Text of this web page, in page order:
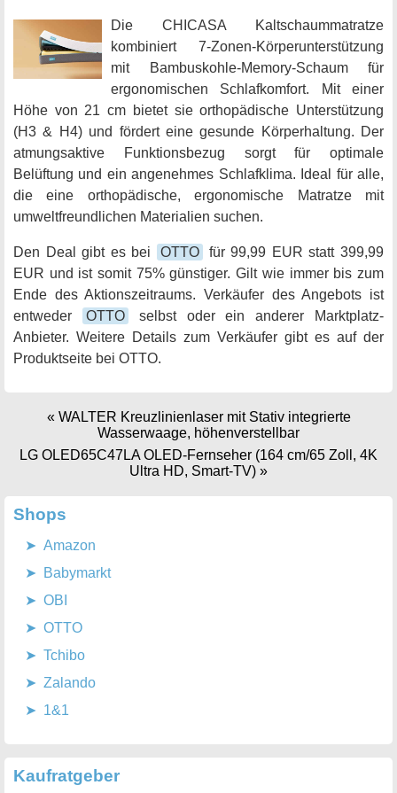
Die CHICASA Kaltschaummatratze
kombiniert 7-Zonen-Körperunterstützung
mit Bambuskohle-Memory-Schaum für
ergonomischen Schlafkomfort. Mit einer
Höhe von 21 cm bietet sie orthopädische Unterstützung
(H3 & H4) und fördert eine gesunde Körperhaltung. Der
atmungsaktive Funktionsbezug sorgt für optimale
Belüftung und ein angenehmes Schlafklima. Ideal für alle,
die eine orthopädische, ergonomische Matratze mit
umweltfreundlichen Materialien suchen.
Den Deal gibt es bei OTTO
für 99,99 EUR statt 399,99
EUR und ist somit 75% günstiger. Gilt wie immer bis zum
Ende des Aktionszeitraums. Verkäufer des Angebots ist
entweder
OTTO
selbst oder ein anderer Marktplatz-
Anbieter. Weitere Details zum Verkäufer gibt es auf der
Produktseite bei OTTO.
« WALTER Kreuzlinienlaser mit Stativ integrierte
Wasserwaage, höhenverstellbar
LG OLED65C47LA OLED-Fernseher (164 cm/65 Zoll, 4K
Ultra HD, Smart-TV) »
Shops
Amazon
Babymarkt
OBI
OTTO
Tchibo
Zalando
1&1
Kaufratgeber